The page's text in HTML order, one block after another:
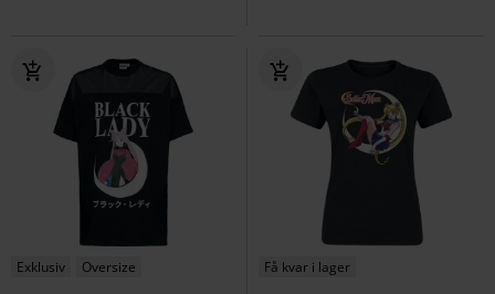
Exklusiv Oversize Få kvar i lager